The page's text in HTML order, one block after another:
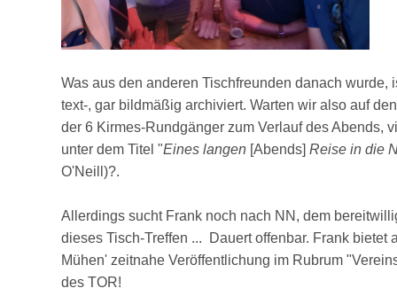
Was aus den anderen Tischfreunden danach wurde,
text-, gar bildmäßig archiviert. Warten wir also auf
der 6 Kirmes-Rundgänger zum Verlauf des Abends,
unter dem Titel "Eines langen [Abends] Reise in die
O'Neill)?.
Allerdings sucht Frank noch nach NN, dem
dieses Tisch-Treffen ... Dauert offenbar. Frank bietet
Mühen' zeitnahe Veröffentlichung im Rubrum
des TOR!